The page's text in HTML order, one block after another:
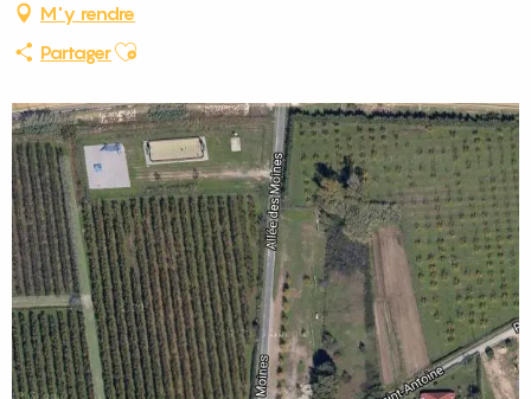
M'y rendre
PartagerAjouter aux favoris